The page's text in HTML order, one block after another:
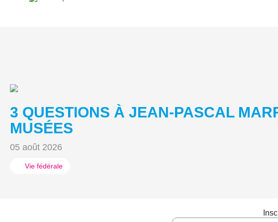
3 QUESTIONS À JEAN-PASCAL
MUSÉES
05 août 2026
Vie fédérale